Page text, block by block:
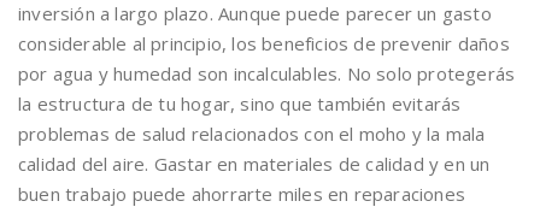
inversión a largo plazo. Aunque puede parecer un gasto
considerable al principio, los beneficios de prevenir daños
por agua y humedad son incalculables. No solo protegerás
la estructura de tu hogar, sino que también evitarás
problemas de salud relacionados con el moho y la mala
calidad del aire. Gastar en materiales de calidad y en un
buen trabajo puede ahorrarte miles en reparaciones